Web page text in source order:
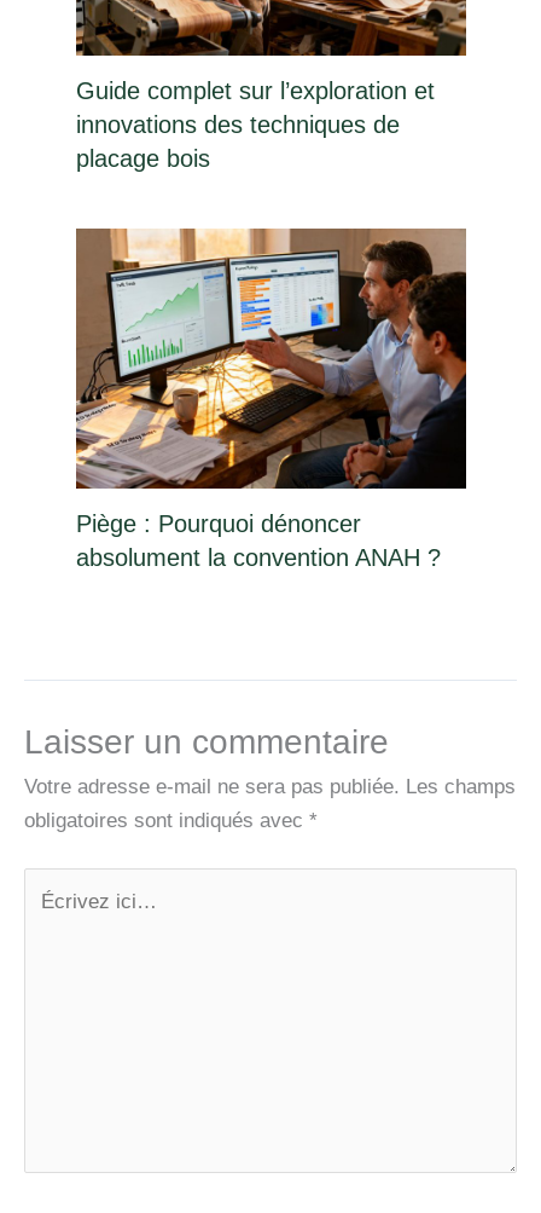
Guide complet sur l’exploration et
innovations des techniques de
placage bois
Piège : Pourquoi dénoncer
absolument la convention ANAH ?
Laisser un commentaire
Votre adresse e-mail ne sera pas publiée. Les champs
obligatoires sont indiqués avec *